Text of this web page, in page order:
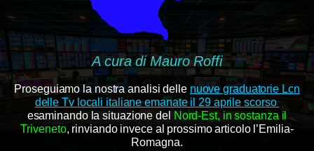
A cura di Mauro Roffi
Proseguiamo la nostra analisi delle nuove graduatorie Lcn
delle Tv locali italiane emanate il 29 aprile scorso
esaminando la situazione del Nord-Est, in sostanza il
Triveneto, rinviando invece al prossimo articolo l’Emilia-
Romagna.